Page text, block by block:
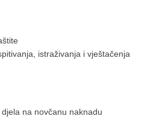
istraživanja i vještačenja
na novčanu naknadu